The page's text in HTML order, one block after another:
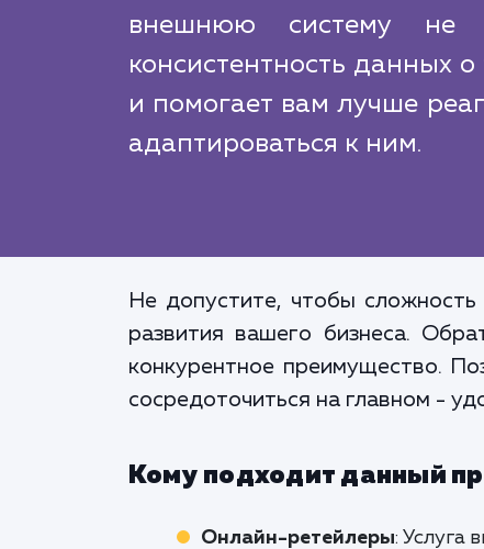
внешнюю систему не
консистентность данных
и помогает вам лучше
адаптироваться к ним.
Не допустите, чтобы
развития вашего бизнеса.
конкурентное преимущество.
сосредоточиться на главном -
Кому подходит данный
Онлайн-ретейлеры: Услуга